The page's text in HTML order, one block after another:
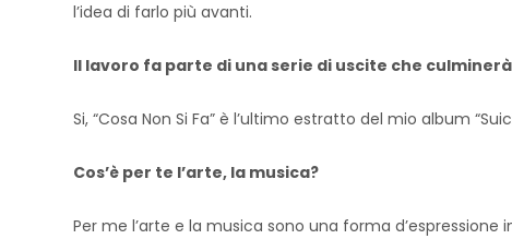
l’idea di farlo più avanti.
Il lavoro fa parte di una serie di uscite che
Si, “Cosa Non Si Fa” è l’ultimo estratto del mio album
Cos’è per te l’arte, la musica?
Per me l’arte e la musica sono una forma